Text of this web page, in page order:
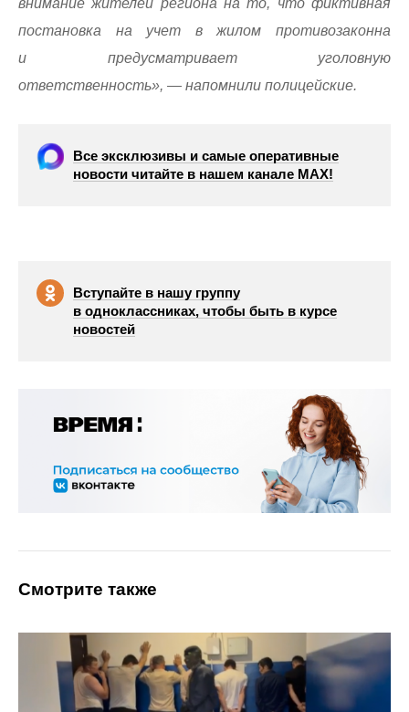
внимание жителей региона на то, что фиктивная
постановка на учет в жилом противозаконна
и предусматривает уголовную
ответственность», — напомнили полицейские.
Все эксклюзивы и самые оперативные
новости читайте в нашем канале МАХ!
Вступайте в нашу группу
в одноклассниках, чтобы быть в курсе
новостей
Смотрите также